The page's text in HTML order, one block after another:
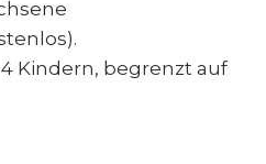
Kindern, begrenzt auf